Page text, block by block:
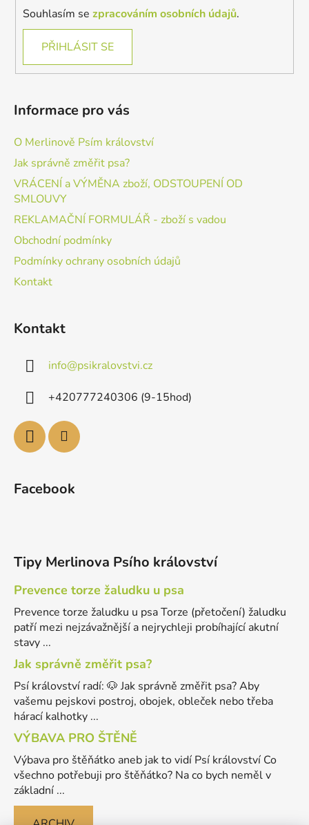
Souhlasím se zpracováním osobních údajů.
PŘIHLÁSIT SE
Informace pro vás
O Merlinově Psím království
Jak správně změřit psa?
VRÁCENÍ a VÝMĚNA zboží, ODSTOUPENÍ OD
SMLOUVY
REKLAMAČNÍ FORMULÁŘ - zboží s vadou
Obchodní podmínky
Podmínky ochrany osobních údajů
Kontakt
Kontakt
info@psikralovstvi.cz
+420777240306 (9-15hod)
Facebook
Tipy Merlinova Psího království
Prevence torze žaludku u psa
Prevence torze žaludku u psa Torze (přetočení) žaludku
patří mezi nejzávažnější a nejrychleji probíhající akutní
stavy ...
Jak správně změřit psa?
Psí království radí: 🐶 Jak správně změřit psa? Aby
vašemu pejskovi postroj, obojek, obleček nebo třeba
hárací kalhotky ...
VÝBAVA PRO ŠTĚNĚ
Výbava pro štěňátko aneb jak to vidí Psí království Co
všechno potřebuji pro štěňátko? Na co bych neměl v
základní ...